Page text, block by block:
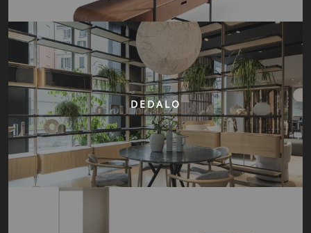
DEDALO